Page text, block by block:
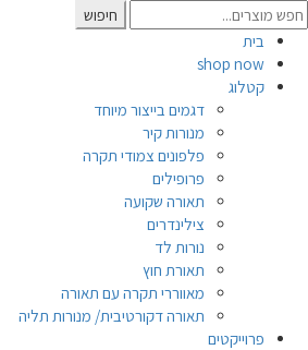
Search
for:
חיפוש
בית
shop now
קטלוג
דגמים בייצור מיוחד
מנורות קיר
פלפונים צמודי תקרה
פרופילים
תאורה שקועה
צילינדרים
נורות לד
תאורת חוץ
מאווררי תקרה עם תאורה
תאורה דקורטיבית/ מנורות תליה
פרוייקטים